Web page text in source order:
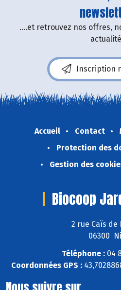
....et retrouvez nos offres,
Inscription
Accueil Contact
Protection des
Gestion des
Biocoop
2 rue Caïs de
06300
Téléphone : 04
Coordonnées GPS :